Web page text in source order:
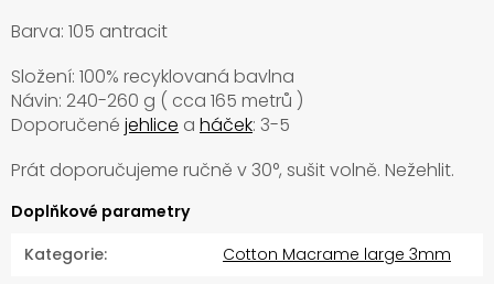
Barva: 105 antracit
Složení: 100% recyklovaná bavlna
Návin: 240-260 g ( cca 165 metrů )
Doporučené jehlice a háček: 3-5
Prát doporučujeme ručně v30°, sušit volně. Nežehlit.
Doplňkové parametry
Kategorie:
Cotton Macrame large 3mm